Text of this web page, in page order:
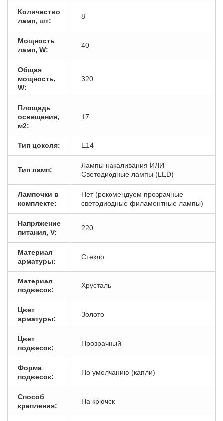
Количество
ламп, шт:
8
Мощность
ламп, W:
40
Общая
мощность,
W:
320
Площадь
освещения,
м2:
17
Тип цоколя: E14
Тип ламп:
Лампы накаливания ИЛИ
Светодиодные лампы (LED)
Лампочки в
комплекте:
Нет (рекомендуем прозрачные
светодиодные филаментные лампы)
Напряжение
питания, V:
220
Материал
арматуры:
Стекло
Материал
подвесок:
Хрусталь
Цвет
арматуры:
Золото
Цвет
подвесок:
Прозрачный
Форма
подвесок:
По умолчанию (капли)
Способ
крепления:
На крючок